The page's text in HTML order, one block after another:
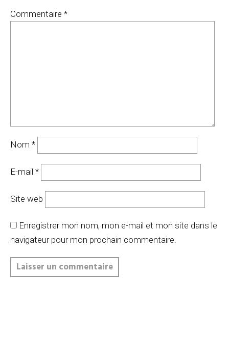
Commentaire *
Nom *
E-mail *
Site web
Enregistrer mon nom, mon e-mail et mon site dans le
navigateur pour mon prochain commentaire.